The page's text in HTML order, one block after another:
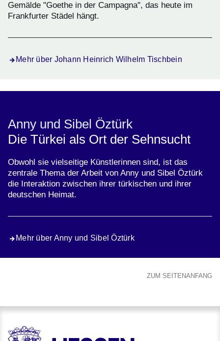
Gemälde "Goethe in der Campagna", das heute im
Frankfurter Städel hängt.
Mehr über Johann Heinrich Wilhelm Tischbein
Anny und Sibel Öztürk
Die Türkei als Ort der Sehnsucht
Obwohl sie vielseitige Künstlerinnen sind, ist das
zentrale Thema der Arbeit von Anny und Sibel Öztürk
die Interaktion zwischen ihrer türkischen und ihrer
deutschen Heimat.
Mehr über Anny und Sibel Öztürk
ZUM SEITENANFANG